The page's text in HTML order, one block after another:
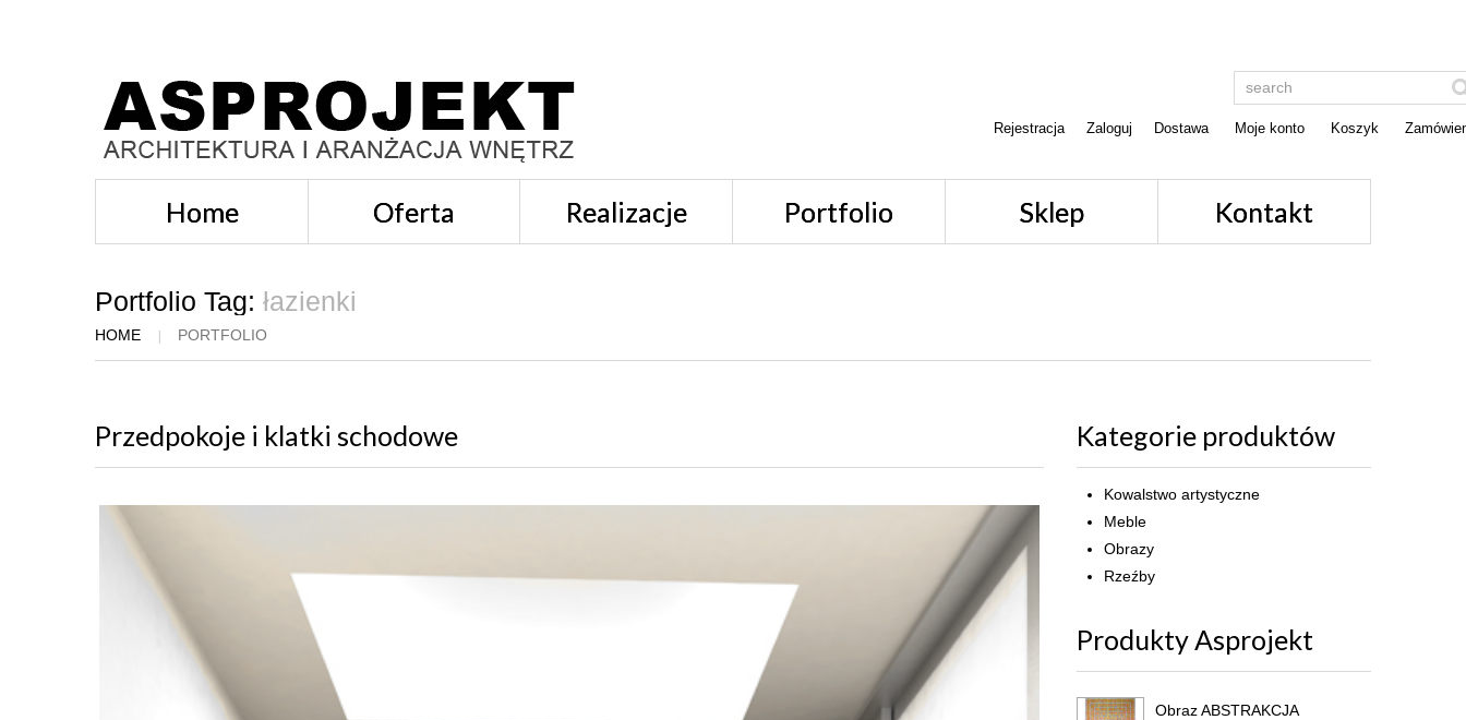
Rejestracja Zaloguj Dostawa Moje konto Koszyk
Home Oferta Realizacje Portfolio Sklep Kontakt
Portfolio Tag: łazienki
HOME PORTFOLIO
Przedpokoje i klatki schodowe Kategorie produktów
Kowalstwo artystyczne
Meble
Obrazy
Rzeźby
Produkty Asprojekt
Obraz ABSTRAKCJA